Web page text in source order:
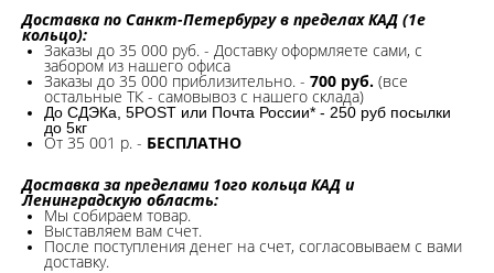
Доставка по Санкт-Петербургу в пределах КАД (1е
кольцо):
Заказы до 35 000 руб. - Доставку оформляете сами, с
забором из нашего офиса
Заказы до 35 000 приблизительно. - 700 руб. (все
остальные ТК - самовывоз с нашего склада)
До СДЭКа, 5POST или Почта России* - 250 руб посылки
до 5кг
От 35 001 р. - БЕСПЛАТНО
Доставка за пределами 1ого кольца КАД и
Ленинградскую область:
Мы собираем товар.
Выставляем вам счет.
После поступления денег на счет, согласовываем с вами
доставку.